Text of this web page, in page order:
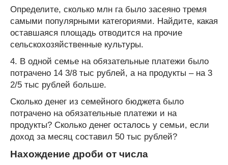
Определите, сколько млн га было засеяно тремя
самыми популярными категориями. Найдите, какая
оставшаяся площадь отводится на прочие
сельскохозяйственные культуры.
4. В одной семье на обязательные платежи было
потрачено 14 3/8 тыс рублей, а на продукты – на 3
2/5 тыс рублей больше.
Сколько денег из семейного бюджета было
потрачено на обязательные платежи и на
продукты? Сколько денег осталось у семьи, если
доход за месяц составил 50 тыс рублей?
Нахождение дроби от числа